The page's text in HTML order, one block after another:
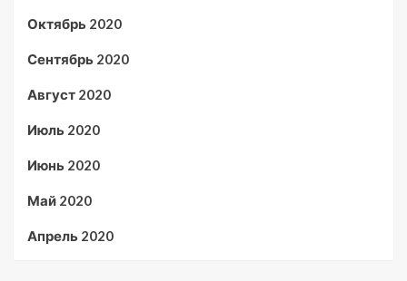
Октябрь 2020
Сентябрь 2020
Август 2020
Июль 2020
Июнь 2020
Май 2020
Апрель 2020